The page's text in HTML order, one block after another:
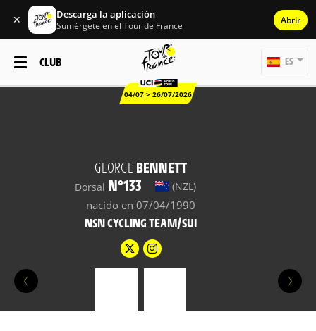
✕ Descarga la aplicación
Sumérgete en el Tour de France Abrir
CLUB
04/07 > 26/07/2026
ES
GEORGE BENNETT
Dorsal N°133 (NZL)
nacido en 07/04/1990
NSN CYCLING TEAM/SUI